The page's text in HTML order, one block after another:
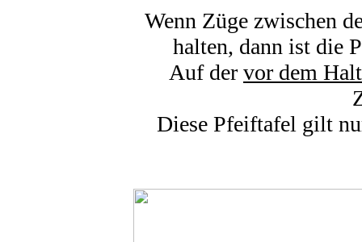
Wenn Züge zwischen
halten, dann ist die
Auf der vor dem
Diese Pfeiftafel gilt